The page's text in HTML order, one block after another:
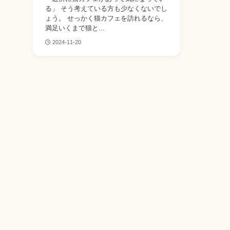
る」 そう考えている方も少なくないでし
ょう。 せっかく猫カフェを訪れるなら、
満足いくまで猫と...
2024-11-20